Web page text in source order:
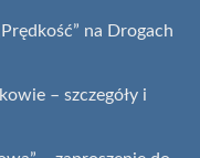
na Drogach
– szczegóły i